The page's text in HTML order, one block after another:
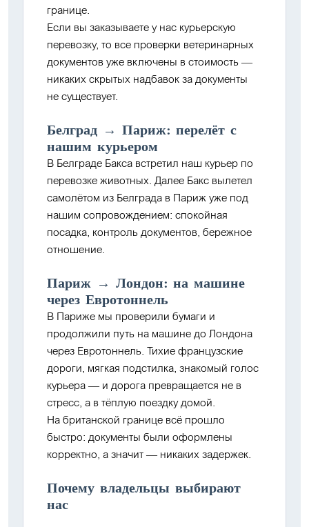
границе.
Если вы заказываете у нас курьерскую
перевозку, то все проверки ветеринарных
документов уже включены в стоимость —
никаких скрытых надбавок за документы
не существует.
Белград → Париж: перелёт с
нашим курьером
В Белграде Бакса встретил наш курьер по
перевозке животных. Далее Бакс вылетел
самолётом из Белграда в Париж уже под
нашим сопровождением: спокойная
посадка, контроль документов, бережное
отношение.
Париж → Лондон: на машине
через Евротоннель
В Париже мы проверили бумаги и
продолжили путь на машине до Лондона
через Евротоннель. Тихие французские
дороги, мягкая подстилка, знакомый голос
курьера — и дорога превращается не в
стресс, а в тёплую поездку домой.
На британской границе всё прошло
быстро: документы были оформлены
корректно, а значит — никаких задержек.
Почему владельцы выбирают
нас